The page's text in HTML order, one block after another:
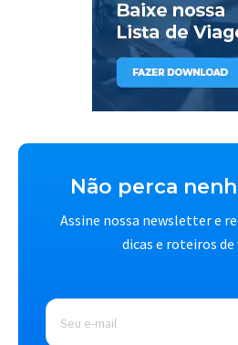
Não perca
Assine nossa newsletter e
dicas e roteiros de
E-
mail *